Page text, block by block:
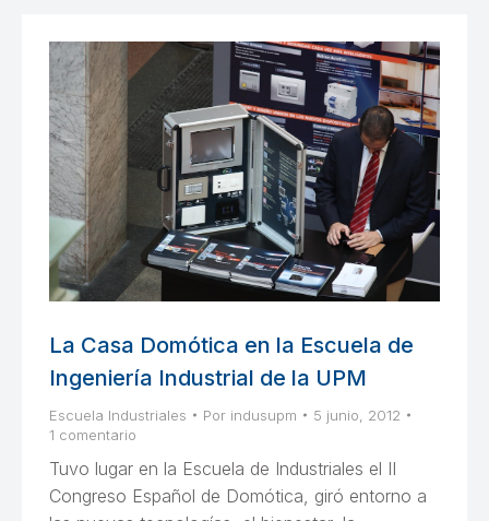
La Casa Domótica en la Escuela de
Ingeniería Industrial de la UPM
Escuela Industriales Por indusupm
5 junio, 2012
1 comentario
Tuvo lugar en la Escuela de Industriales el II
Congreso Español de Domótica, giró entorno a